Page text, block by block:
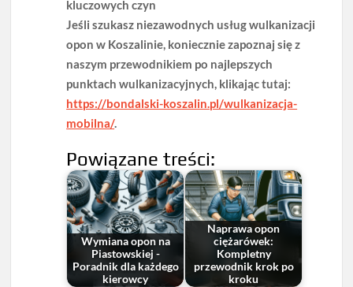
kluczowych czyn
Jeśli szukasz niezawodnych usług wulkanizacji
opon w Koszalinie, koniecznie zapoznaj się z
naszym przewodnikiem po najlepszych
punktach wulkanizacyjnych, klikając tutaj:
https://bondalski-koszalin.pl/wulkanizacja-
mobilna/.
Powiązane treści:
Wymiana opon na
Piastowskiej -
Poradnik dla każdego
kierowcy
Naprawa opon
ciężarówek:
Kompletny
przewodnik krok po
kroku